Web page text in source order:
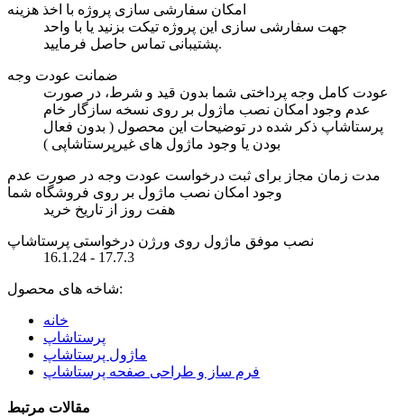
امکان سفارشی سازی پروژه با اخذ هزینه
جهت سفارشی سازی این پروژه تیکت بزنید یا با واحد
پشتیبانی تماس حاصل فرمایید.
ضمانت عودت وجه
عودت کامل وجه پرداختی شما بدون قید و شرط، در صورت
عدم وجود امکان نصب ماژول بر روی نسخه سازگار خام
پرستاشاپ ذکر شده در توضیحات این محصول ( بدون فعال
بودن یا وجود ماژول های غیرپرستاشاپی )
مدت زمان مجاز برای ثبت درخواست عودت وجه در صورت عدم
وجود امکان نصب ماژول بر روی فروشگاه شما
هفت روز از تاریخ خرید
نصب موفق ماژول روی ورژن درخواستی پرستاشاپ
16.1.24 - 17.7.3
شاخه های محصول:
خانه
پرستاشاپ
ماژول پرستاشاپ
فرم ساز و طراحی صفحه پرستاشاپ
مقالات مرتبط